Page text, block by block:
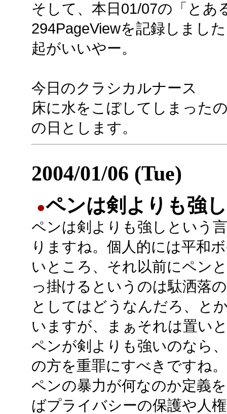
そして、本日01/07の「とあ
294PageViewを記録しまし
起がいいやー。
今日のクラシカルナース
床に水をこぼしてしまった
の日とします。
2004/01/06 (Tue)
●ペンは剣よりも強し
ペンは剣よりも強しという
りますね。個人的には平和
いところ、それ以前にペン
っ掛けるというのは駄洒落
としてはどうなんだろ、と
いますが、まぁそれは置い
ペンが剣よりも強いのなら
の方を重罪にすべきですね。
ペンの暴力が何なのか定義
ばプライバシーの保護や人